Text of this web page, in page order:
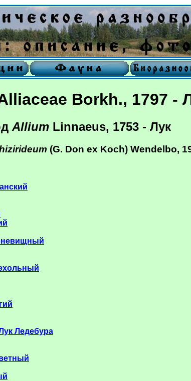
Borkh., 1797 -
AlliumLinnaeus, 1753 - Лук
(G. Don ex Koch) Wendelbo,
Ледебура